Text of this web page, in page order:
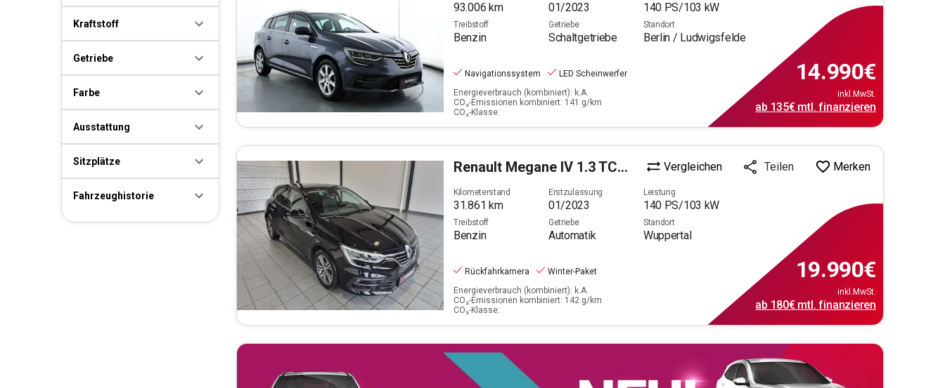
Kraftstoff
Getriebe
Farbe
Ausstattung
Sitzplätze
Fahrzeughistorie
93.006 km 01/2023 140 PS/103 kW
Treibstoff
Benzin
Getriebe
Schaltgetriebe
Standort
Berlin / Ludwigsfelde
Navigationssystem
LED Scheinwerfer
Energieverbrauch (kombiniert): k.A.
CO₂-Emissionen kombiniert: 141 g/km
CO₂-Klasse:
14.990€
inkl.MwSt.
ab 135€mtl. finanzieren
Renault Megane IV 1.3 TCe 140 Intens GPF (EURO 6d) Vergleichen Teilen Merken
Kilometerstand
31.861 km
Erstzulassung
01/2023
Leistung
140 PS/103 kW
Treibstoff
Benzin
Getriebe
Automatik
Standort
Wuppertal
Rückfahrkamera
Winter-Paket
Energieverbrauch (kombiniert): k.A.
CO₂-Emissionen kombiniert: 142 g/km
CO₂-Klasse:
19.990€
inkl.MwSt.
ab 180€mtl. finanzieren